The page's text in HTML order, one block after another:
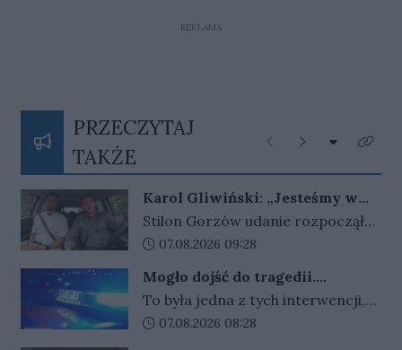
REKLAMA
PRZECZYTAJ
TAKŻE
Poprzednie
Następne
Rozwiń
Kliknij
Karol Gliwiński: „Jesteśmy w
stanie namieszać w III lidze”
Stilon Gorzów udanie rozpoczął
sezon w III lidze, a przed drużyną
zespołu, młodych zawodnikach,
przyszłości klubu i swoim
powrocie na ławkę trenerską
Data dodania artykułu:
07.08.2026 09:28
Mogło dojść do tragedii.
Policjant zareagował w
odpowiednim momencie
To była jedna z tych interwencji,
podczas których nie ma miejsca
Data dodania artykułu:
07.08.2026 08:28